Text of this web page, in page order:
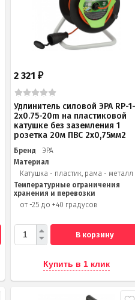
2 321₽
Удлинитель силовой ЭРА RP-
2x0.75-20m на пластиковой
катушке без заземления 1
розетка 20м ПВС 2х0,75мм2
Бренд
ЭРА
Материал
Катушка - пластик, рама - металл
Температурные ограничения
хранения и перевозки
от -25 до +40 градусов
В корзину
Купить в 1 клик